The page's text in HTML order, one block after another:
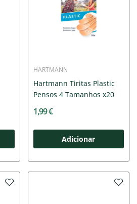
HARTMANN
Hartmann Tiritas Plastic
Pensos 4 Tamanhos x20
1,99 €
Adicionar